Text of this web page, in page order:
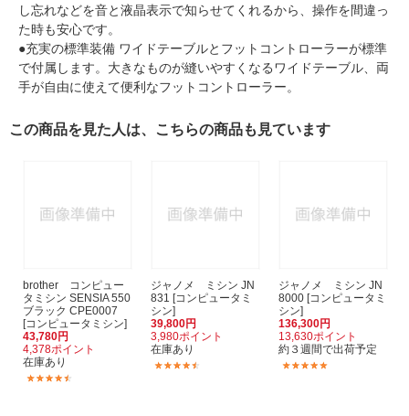
し忘れなどを音と液晶表示で知らせてくれるから、操作を間違っ
た時も安心です。
●充実の標準装備 ワイドテーブルとフットコントローラーが標準
で付属します。大きなものが縫いやすくなるワイドテーブル、両
手が自由に使えて便利なフットコントローラー。
この商品を見た人は、こちらの商品も見ています
brother コンピュー
タミシン SENSIA 550
ブラック CPE0007
[コンピュータミシン]
43,780円
4,378ポイント
在庫あり
ジャノメ ミシン JN
831 [コンピュータミ
シン]
39,800円
3,980ポイント
在庫あり
ジャノメ ミシン JN
8000 [コンピュータミ
シン]
136,300円
13,630ポイント
約３週間で出荷予定